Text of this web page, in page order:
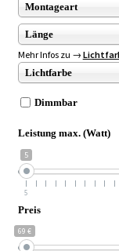
Montageart
Länge
Mehr Infos zu →
Lichtfarbe
Dimmbar
Leistung max. (Watt)
5
5
Preis
69 €